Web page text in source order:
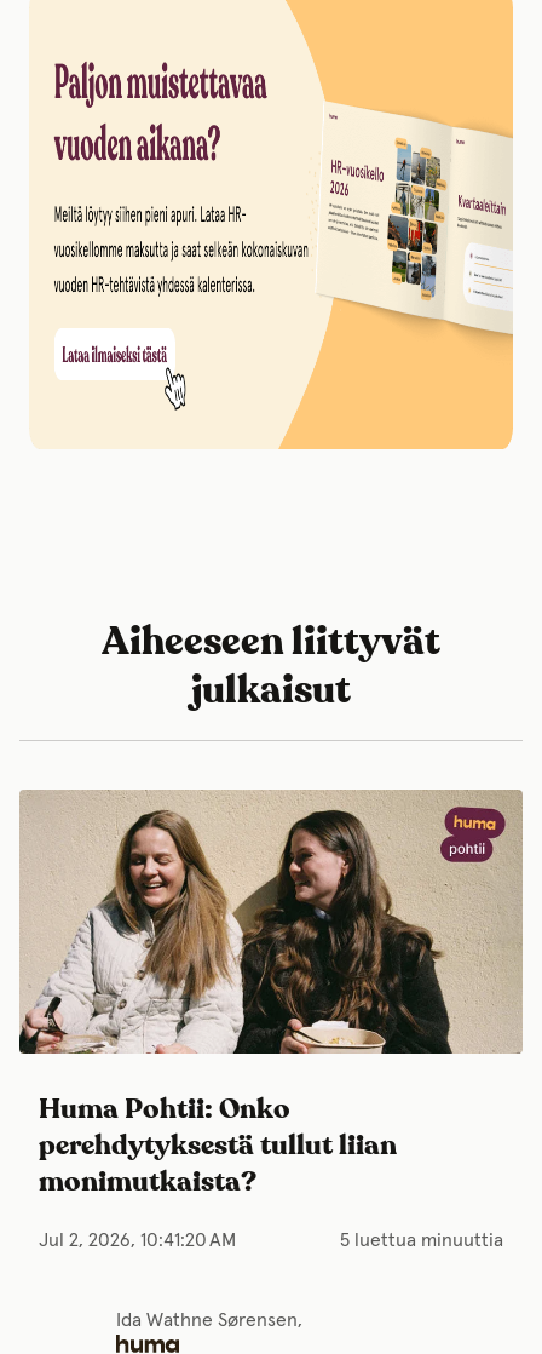
Aiheeseen liittyvät
julkaisut
Huma Pohtii: Onko
perehdytyksestä tullut liian
monimutkaista?
Jul 2, 2026, 10:41:20 AM 5 luettua minuuttia
Ida Wathne Sørensen,